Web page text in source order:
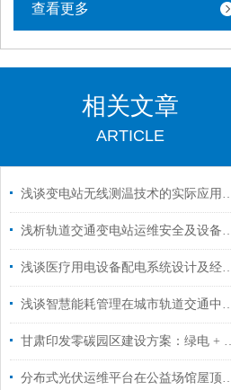
查看更多
相关文章
ARTICLE
浅谈变电站无线测温技术的
浅析轨道交通变电站运
浅谈医疗用电设备配电系
浅谈智慧能耗管理在城市轨
甘肃印发零碳园区建设方案
分布式光伏运维平台在公益场馆屋